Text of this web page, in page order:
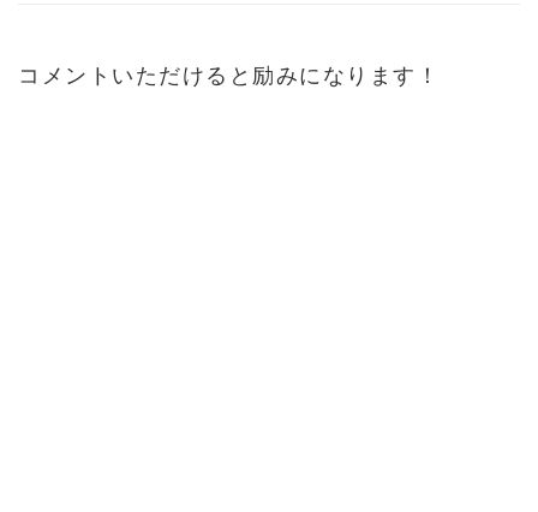
コメントいただけると励みになります！